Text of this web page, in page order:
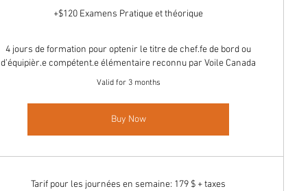
+$120 Examens Pratique et théorique
4 jours de formation pour optenir le titre de chef.fe de bord ou
d’équipièr.e compétent.e élémentaire reconnu par Voile Canada
Valid for 3 months
Buy Now
Tarif pour les journées en semaine: 179 $ + taxes